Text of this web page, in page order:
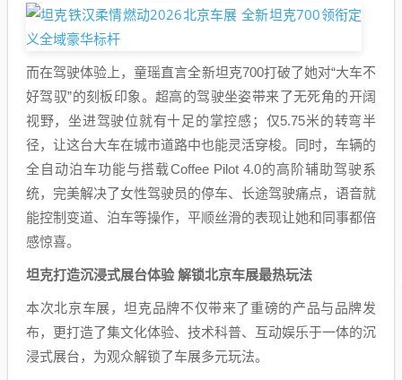
而在驾驶体验上，童瑶直言全新坦克700打破了她对“大车不
好驾驭”的刻板印象。超高的驾驶坐姿带来了无死角的开阔
视野，坐进驾驶位就有十足的掌控感；仅5.75米的转弯半
径，让这台大车在城市道路中也能灵活穿梭。同时，车辆的
全自动泊车功能与搭载Coffee Pilot 4.0的高阶辅助驾驶系
统，完美解决了女性驾驶员的停车、长途驾驶痛点，语音就
能控制变道、泊车等操作，平顺丝滑的表现让她和同事都倍
感惊喜。
坦克打造沉浸式展台体验 解锁北京车展最热玩法
本次北京车展，坦克品牌不仅带来了重磅的产品与品牌发
布，更打造了集文化体验、技术科普、互动娱乐于一体的沉
浸式展台，为观众解锁了车展多元玩法。